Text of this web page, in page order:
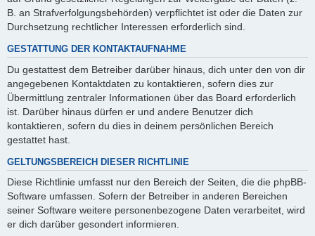
B. an Strafverfolgungsbehörden) verpflichtet ist oder die Daten zur
Durchsetzung rechtlicher Interessen erforderlich sind.
GESTATTUNG DER KONTAKTAUFNAHME
Du gestattest dem Betreiber darüber hinaus, dich unter den von dir
angegebenen Kontaktdaten zu kontaktieren, sofern dies zur
Übermittlung zentraler Informationen über das Board erforderlich
ist. Darüber hinaus dürfen er und andere Benutzer dich
kontaktieren, sofern du dies in deinem persönlichen Bereich
gestattet hast.
GELTUNGSBEREICH DIESER RICHTLINIE
Diese Richtlinie umfasst nur den Bereich der Seiten, die die phpBB-
Software umfassen. Sofern der Betreiber in anderen Bereichen
seiner Software weitere personenbezogene Daten verarbeitet, wird
er dich darüber gesondert informieren.